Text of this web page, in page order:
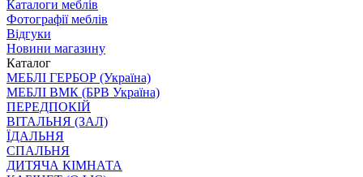
Каталоги меблів
Фотографії меблів
Відгуки
Новини магазину
Каталог
МЕБЛІ ГЕРБОР (Україна)
МЕБЛІ ВМК (БРВ Україна)
ПЕРЕДПОКІЙ
ВІТАЛЬНЯ (ЗАЛ)
ЇДАЛЬНЯ
СПАЛЬНЯ
ДИТЯЧА КІМНАТА